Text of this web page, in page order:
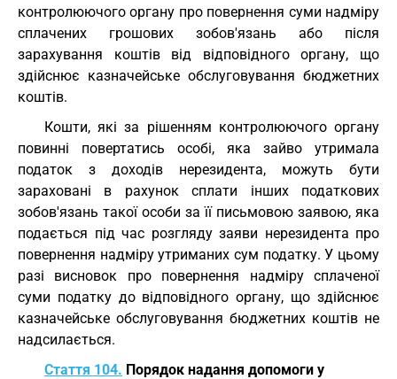
контролюючого органу про повернення суми надміру
сплачених грошових зобов'язань або після
зарахування коштів від відповідного органу, що
здійснює казначейське обслуговування бюджетних
коштів.
Кошти, які за рішенням контролюючого органу
повинні повертатись особі, яка зайво утримала
податок з доходів нерезидента, можуть бути
зараховані в рахунок сплати інших податкових
зобов'язань такої особи за її письмовою заявою, яка
подається під час розгляду заяви нерезидента про
повернення надміру утриманих сум податку. У цьому
разі висновок про повернення надміру сплаченої
суми податку до відповідного органу, що здійснює
казначейське обслуговування бюджетних коштів не
надсилається.
Стаття 104. Порядок надання допомоги у